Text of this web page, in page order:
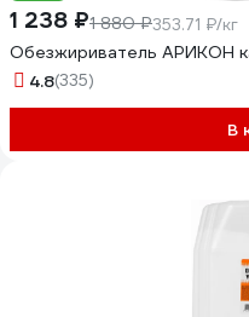
1 238 ₽1 880 ₽353.71 ₽/кг
Обезжириватель АРИКОН
4.8(335)
В